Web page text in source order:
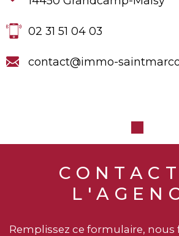
02 31 51 04 03
contact@immo-
Remplissez ce formulaire, nous